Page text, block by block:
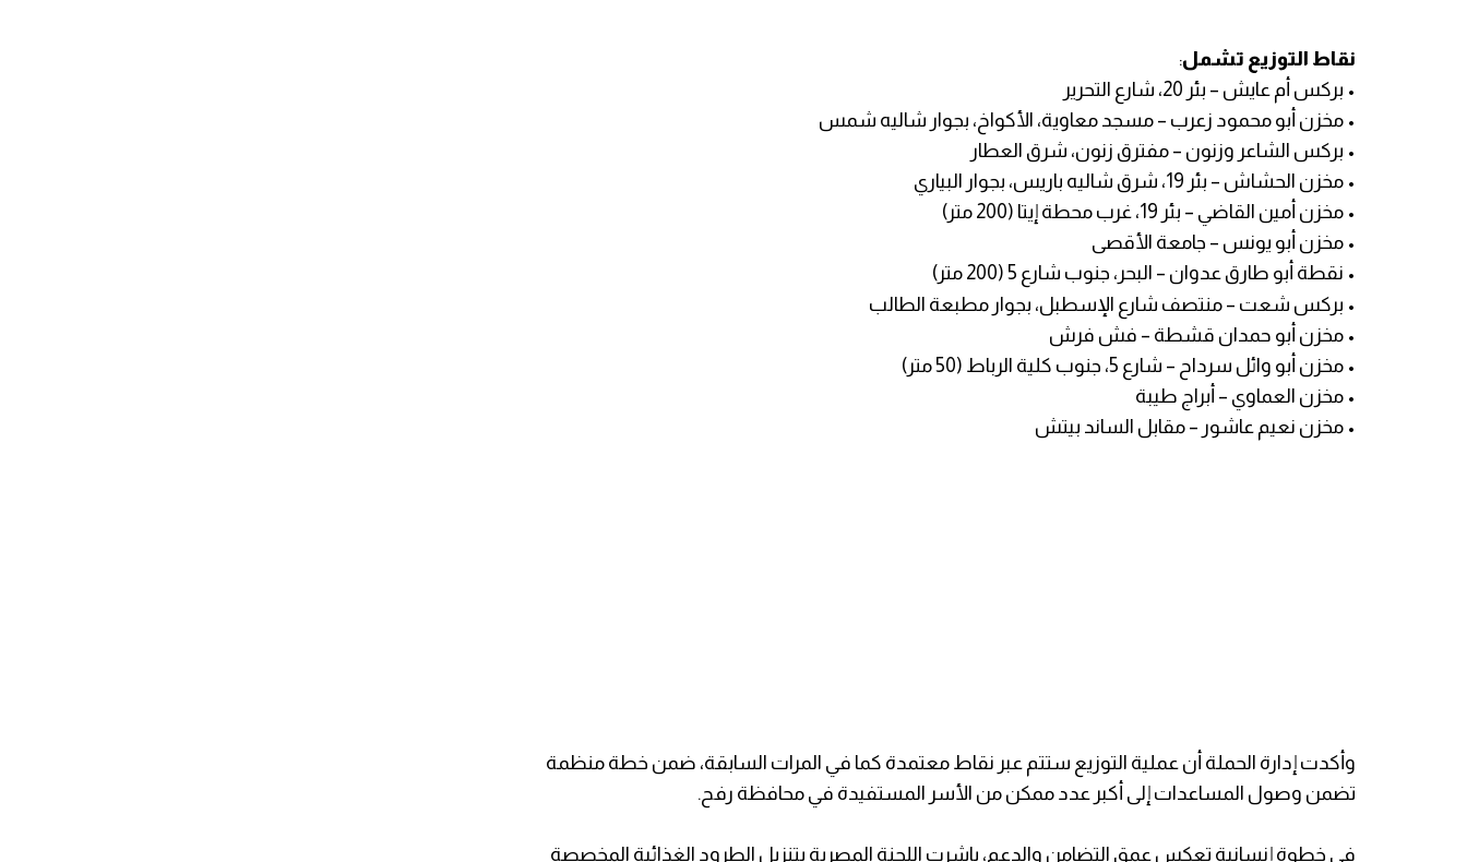
نقاط التوزيع تشمل:
• بركس أم عايش – بئر 20، شارع التحرير
• مخزن أبو محمود زعرب – مسجد معاوية، الأكواخ، بجوار شاليه شمس
• بركس الشاعر وزنون – مفترق زنون، شرق العطار
• مخزن الحشاش – بئر 19، شرق شاليه باريس، بجوار البياري
• مخزن أمين القاضي – بئر 19، غرب محطة إيتا (200 متر)
• مخزن أبو يونس – جامعة الأقصى
• نقطة أبو طارق عدوان – البحر، جنوب شارع 5 (200 متر)
• بركس شعت – منتصف شارع الإسطبل، بجوار مطبعة الطالب
• مخزن أبو حمدان قشطة – فش فرش
• مخزن أبو وائل سرداح – شارع 5، جنوب كلية الرباط (50 متر)
• مخزن العماوي – أبراج طيبة
• مخزن نعيم عاشور – مقابل الساند بيتش
وأكدت إدارة الحملة أن عملية التوزيع ستتم عبر نقاط معتمدة كما في المرات السابقة، ضمن خطة منظمة
تضمن وصول المساعدات إلى أكبر عدد ممكن من الأسر المستفيدة في محافظة رفح.
في خطوة إنسانية تعكس عمق التضامن والدعم، باشرت اللجنة المصرية بتنزيل الطرود الغذائية المخصصة